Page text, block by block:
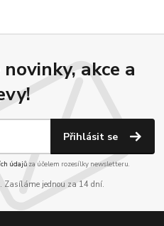
akce a
Přihlásit se
údajůza účelem rozesílky newsletteru.
Zasíláme jednou za 14 dní.